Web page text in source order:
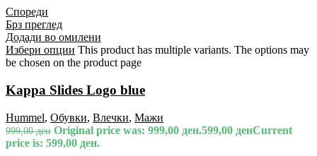
Спореди
Брз преглед
Додади во омилени
Избери опции This product has multiple variants. The options may
be chosen on the product page
Kappa Slides Logo blue
Hummel, Обувки, Влечки, Мажи
999,00ден Original price was: 999,00 ден.599,00 денCurrent
price is: 599,00 ден.